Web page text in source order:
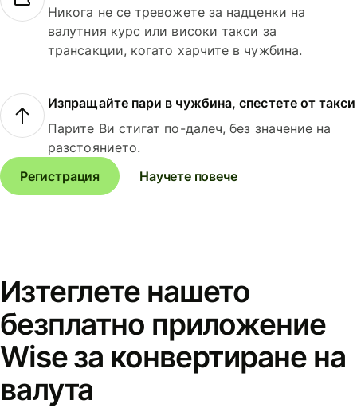
Никога не се тревожете за надценки на
валутния курс или високи такси за
трансакции, когато харчите в чужбина.
Изпращайте пари в чужбина, спестете от такси
Парите Ви стигат по-далеч, без значение на
разстоянието.
Регистрация
Научете повече
Изтеглете нашето
безплатно приложение
Wise за конвертиране на
валута